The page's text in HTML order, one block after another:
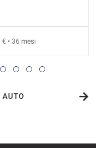
• 36 mesi
AUTO